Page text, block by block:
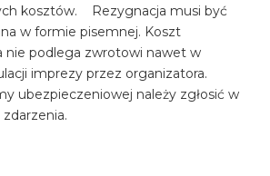
kosztów. Rezygnacja musi być
w formie pisemnej. Koszt
nie podlega zwrotowi nawet w
imprezy przez organizatora.
ubezpieczeniowej należy zgłosić w